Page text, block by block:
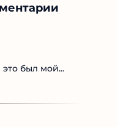
был мой...